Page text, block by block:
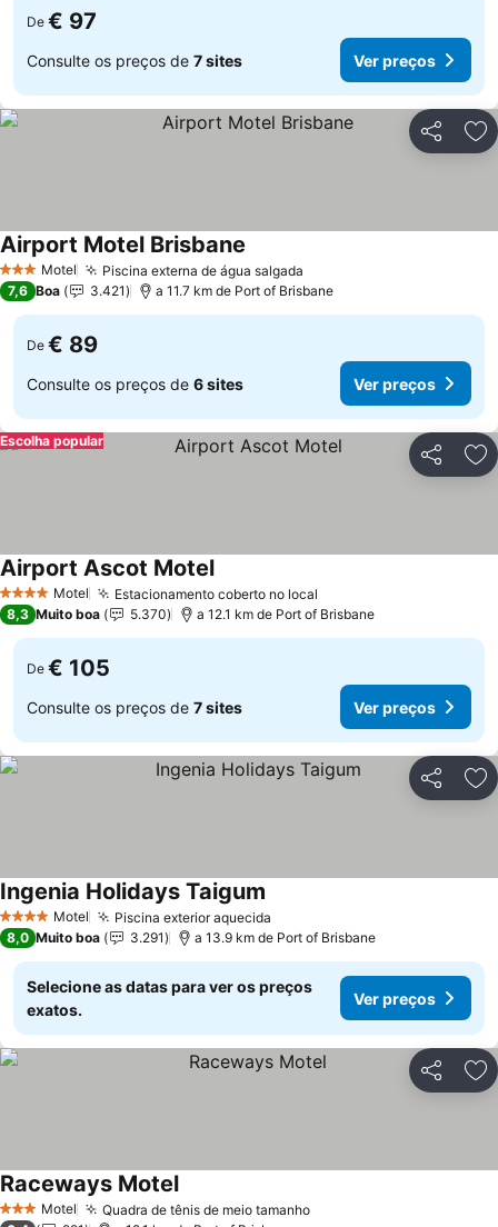
De € 97
Consulte os preços de 7 sites Ver preços
Partilhar
3 EstrelasMotel Piscina externa de água salgada
Airport Motel Brisbane
7,6 Boa 3.421 a 11.7 km de Port of Brisbane
De € 89
Consulte os preços de 6 sites Ver preços
Partilhar
Escolha popular
4 EstrelasMotel Estacionamento coberto no local
Airport Ascot Motel
8,3 Muito boa 5.370 a 12.1 km de Port of Brisbane
De € 105
Consulte os preços de 7 sites Ver preços
Partilhar
4 EstrelasMotel Piscina exterior aquecida
Ingenia Holidays Taigum
8,0 Muito boa 3.291 a 13.9 km de Port of Brisbane
Selecione as datas para ver os preços
exatos.
Ver preços
Partilhar
3 EstrelasMotel Quadra de tênis de meio tamanho
Raceways Motel